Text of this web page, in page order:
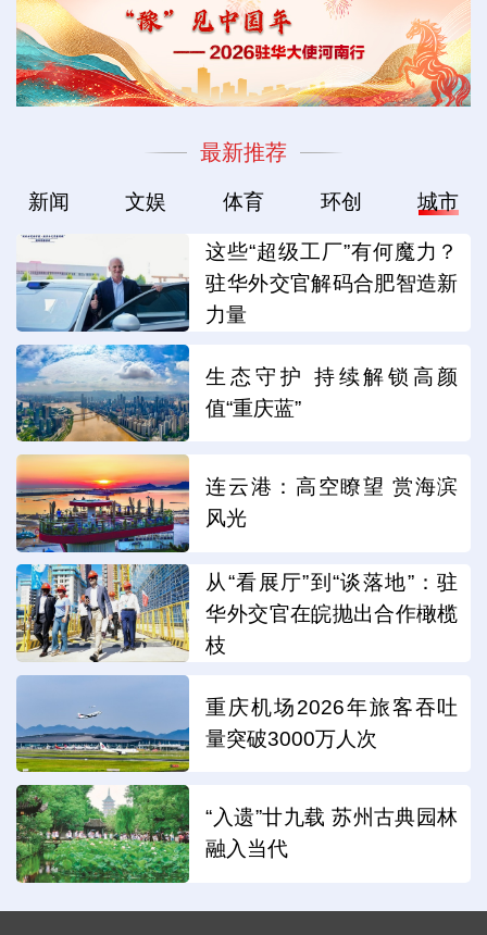
最新推荐
新闻 文娱 体育 环创 城市
这些“超级工厂”有何魔力？
驻华外交官解码合肥智造新
力量
生态守护 持续解锁高颜
值“重庆蓝”
连云港：高空瞭望 赏海滨
风光
从“看展厅”到“谈落地”：驻
华外交官在皖抛出合作橄榄
枝
重庆机场2026年旅客吞吐
量突破3000万人次
“入遗”廿九载 苏州古典园林
融入当代